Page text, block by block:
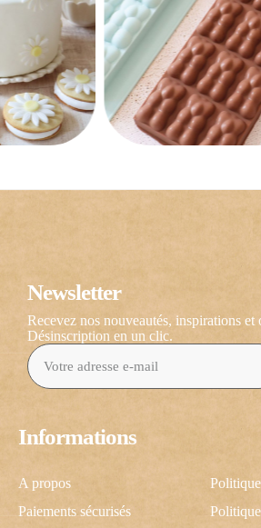
Informations
A propos
Paiements sécurisés
Newsletter
Recevez nos nouveautés, inspirations et
Désinscription en un clic.